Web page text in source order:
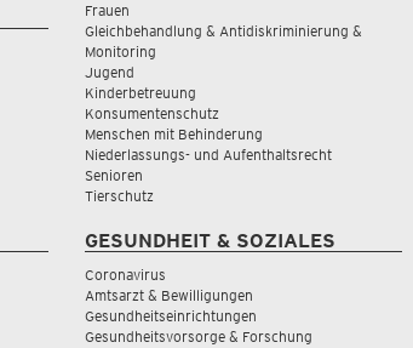
Frauen
Gleichbehandlung & Antidiskriminierung &
Monitoring
Jugend
Kinderbetreuung
Konsumentenschutz
Menschen mit Behinderung
Niederlassungs- und Aufenthaltsrecht
Senioren
Tierschutz
GESUNDHEIT & SOZIALES
Coronavirus
Amtsarzt & Bewilligungen
Gesundheitseinrichtungen
Gesundheitsvorsorge & Forschung